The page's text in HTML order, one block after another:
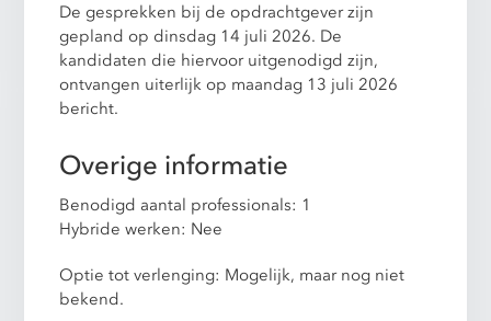
De gesprekken bij de opdrachtgever zijn
gepland op dinsdag 14 juli 2026. De
kandidaten die hiervoor uitgenodigd zijn,
ontvangen uiterlijk op maandag 13 juli 2026
bericht.
Overige informatie
Benodigd aantal professionals: 1
Hybride werken: Nee
Optie tot verlenging: Mogelijk, maar nog niet
bekend.